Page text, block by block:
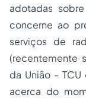
adotadas
concerne ao
serviços de
(recentemente
da União - TCU
acerca do